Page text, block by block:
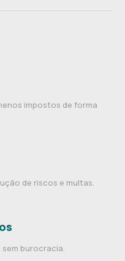
impostos de forma
de riscos e multas.
burocracia.